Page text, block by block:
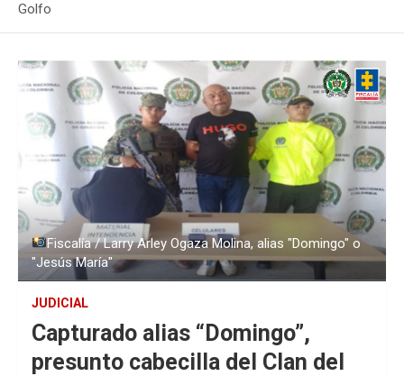
Golfo
Fiscalía / Larry Arley Ogaza Molina, alias "Domingo" o
"Jesús María"
JUDICIAL
Capturado alias “Domingo”,
presunto cabecilla del Clan del